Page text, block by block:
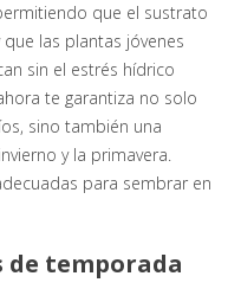
que el sustrato
las plantas jóvenes
sin el estrés hídrico
te garantiza no solo
sino también una
y la primavera.
para sembrar en
de temporada